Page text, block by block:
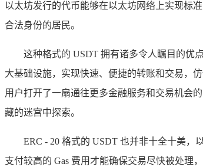
以太坊发行的代币能够在以太坊网络上实现标
合法身份的居民。
这种格式的 USDT 拥有诸多令人瞩目的优
大基础设施，实现快速、便捷的转账和交易，
用户打开了一扇通往更多金融服务和交易机会
藏的迷宫中探索。
ERC - 20 格式的 USDT 也并非十全十美
支付较高的 Gas 费用才能确保交易尽快被处理